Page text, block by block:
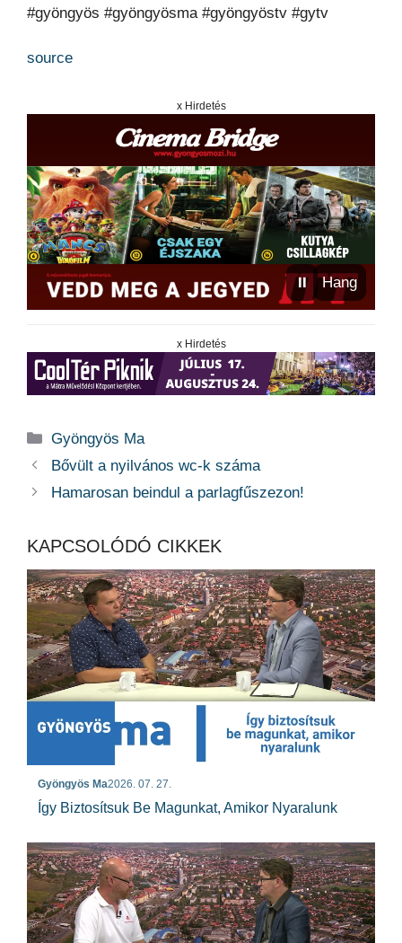
#gyöngyös #gyöngyösma #gyöngyöstv #gytv
source
x Hirdetés
⏸ Hang
x Hirdetés
Kategória
Gyöngyös Ma
Bővült a nyilvános wc-k száma
Hamarosan beindul a parlagfűszezon!
KAPCSOLÓDÓ CIKKEK
Gyöngyös Ma2026. 07. 27.
Így Biztosítsuk Be Magunkat, Amikor Nyaralunk